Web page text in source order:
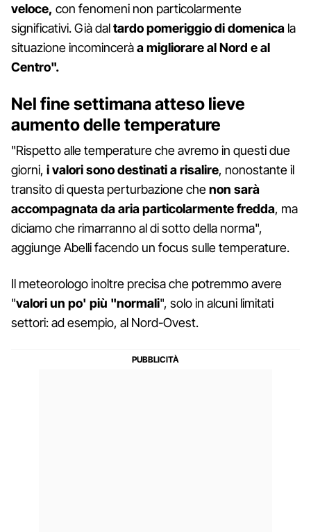
veloce, con fenomeni non particolarmente
significativi. Già daltardo pomeriggiodi domenica la
situazione incominceràa migliorare al Nord e al
Centro".
Nel fine settimana atteso lieve
aumento delle temperature
"Rispetto alle temperature che avremo in questi due
giorni, i valori sono destinati a risalire, nonostante il
transito di questa perturbazione chenon sarà
accompagnata da aria particolarmente fredda, ma
diciamo che rimarranno al di sotto della norma",
aggiunge Abelli facendo un focus sulle temperature.
Il meteorologo inoltre precisa che potremmo avere
"valori un po' più "normali", solo in alcuni limitati
settori: ad esempio, al Nord-Ovest.